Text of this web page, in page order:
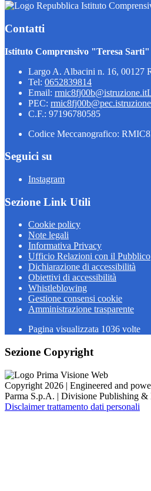
Istituto
Contatti
Istituto Comprensivo "Teresa Sarti"
Largo A. Albacini n. 16, 00127
Tel: 0652839814
Email: rmic8fj00b@istruzione.it
PEC:
C.F.: 97196780585
Codice Meccanografico:
Seguici su
Instagram
Sezione Link Utili
Cookie policy
Note legali
Informativa Privacy
Ufficio Relazioni con il Pubblico
Dichiarazione di accessibilità
Obiettivi di accessibilità
Whistleblowing
Gestione consensi cookie
Amministrazione trasparente
Pagina visualizzata 1036 volte
Sezione Copyright
Copyright 2026 | Engineered and
Parma S.p.A. | Divisione Publishing
Disclaimer trattamento dati personali